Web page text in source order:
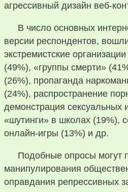
агрессивный дизайн веб-
В число основных
версии респондентов,
экстремистские
(49%), «группы смерти»
(26%), пропаганда
(24%), распространение
демонстрация сексуальных
«шутинги» в школах (19%),
онлайн-игры (13%) и др.
Подобные опросы могут
манипулирования
оправдания репрессивных